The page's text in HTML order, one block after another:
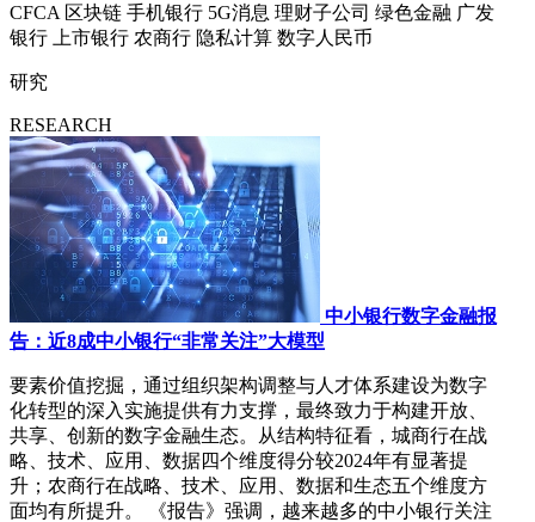
CFCA 区块链 手机银行 5G消息 理财子公司 绿色金融 广发
银行
上市银行 农商行 隐私计算 数字人民币
研究
RESEARCH
中小银行数字金融报
告：近8成中小银行“非常关注”大模型
要素价值挖掘，通过组织架构调整与人才体系建设为数字
化转型的深入实施提供有力支撑，最终致力于构建开放、
共享、创新的数字金融生态。从结构特征看，城商行在战
略、技术、应用、数据四个维度得分较2024年有显著提
升；农商行在战略、技术、应用、数据和生态五个维度方
面均有所提升。 《报告》强调，越来越多的中小银行关注